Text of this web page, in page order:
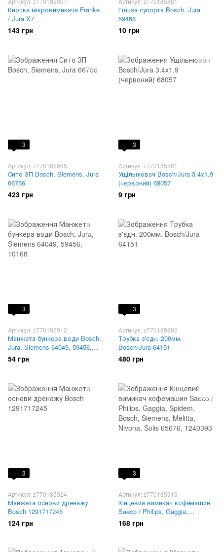
Кнопка мікровимикача Franke
/ Jura X7
143 грн
Гільза супорта Bosch, Jura
59468
10 грн
3
Артикул: z770185985
Сито ЗП Bosch, Siemens, Jura
66756
423 грн
3
Артикул: z770185581
Ущільнювач Bosch/Jura 3.4x1.9
(червоний) 68057
9 грн
3
Артикул: z770185912
Манжета бункера води Bosch,
Jura, Siemens 64049, 59456,
10168
54 грн
3
Артикул: z770185980
Трубка з'єдн. 200мм.
Bosch/Jura 64151
480 грн
3
Артикул: z770185924
Манжета основи дренажу
Bosch 1291717245
124 грн
3
Артикул: z770185913
Кінцевий вимикач кофемашин
Saeco / Philips, Gaggia,
Spidem, Bosch, Siemens,
Melitta, Nivona, Solis 65676,
168 грн